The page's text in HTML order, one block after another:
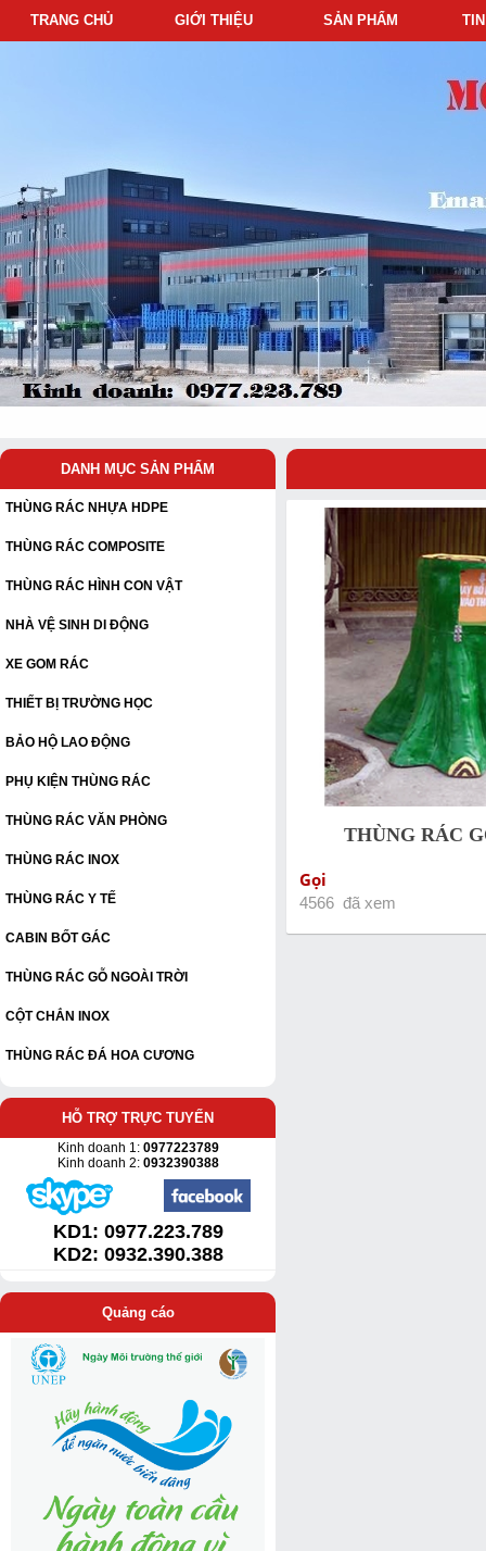
TRANG CHỦ GIỚI THIỆU SẢN PHẨM
DANH MỤC SẢN PHẨM
THÙNG RÁC NHỰA HDPE
THÙNG RÁC COMPOSITE
THÙNG RÁC HÌNH CON VẬT
NHÀ VỆ SINH DI ĐỘNG
XE GOM RÁC
THIẾT BỊ TRƯỜNG HỌC
BẢO HỘ LAO ĐỘNG
PHỤ KIỆN THÙNG RÁC
THÙNG RÁC VĂN PHÒNG
THÙNG RÁC INOX
THÙNG RÁC Y TẾ
CABIN BỐT GÁC
THÙNG RÁC GỖ NGOÀI TRỜI
CỘT CHẮN INOX
THÙNG RÁC ĐÁ HOA CƯƠNG
HỖ TRỢ TRỰC TUYẾN
Kinh doanh 1:0977223789
Kinh doanh 2: 0932390388
KD1: 0977.223.789
KD2: 0932.390.388
Quảng cáo
THÙNG RÁC
Gọi
4566 đã xem